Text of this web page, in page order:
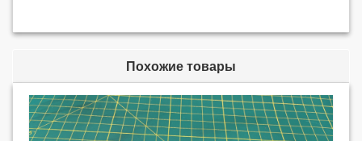
Похожие товары